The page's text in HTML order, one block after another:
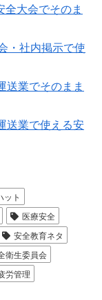
大会でそのま
・社内掲示で使
送業でそのまま
送業で使える安
ット
医療安全
安全教育ネタ
衛生委員会
労管理